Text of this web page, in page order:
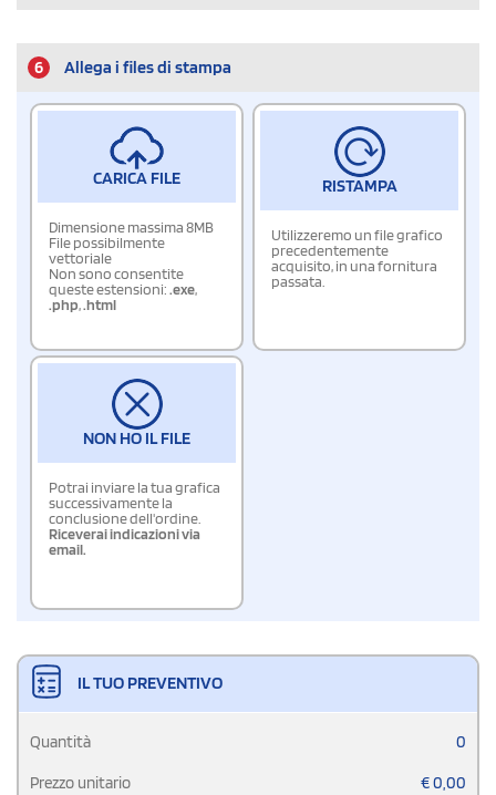
6 Allega i files di stampa
CARICA FILE
Dimensione massima 8MB
File possibilmente
vettoriale
Non sono consentite
queste estensioni:.exe,
.php,.html
RISTAMPA
Utilizzeremo un file grafico
precedentemente
acquisito, in una fornitura
passata.
NON HO IL FILE
Potrai inviare la tua grafica
successivamente la
conclusione dell'ordine.
Riceverai indicazioni via
email.
IL TUO PREVENTIVO
Quantità 0
Prezzo unitario €0,00